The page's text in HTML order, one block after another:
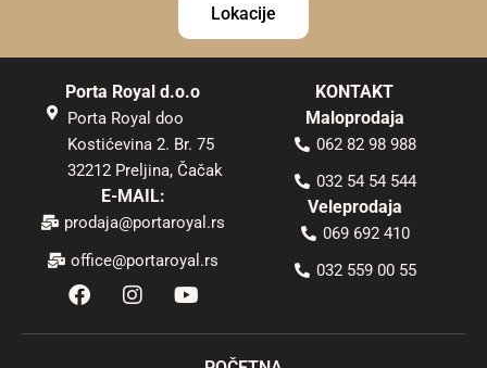
Lokacije
Porta Royal d.o.o
Porta Royal doo
Kostićevina 2. Br. 75
32212 Preljina, Čačak
E-MAIL:
prodaja@portaroyal.rs
office@portaroyal.rs
F
a
c
I
n
s
Y
o
u
KONTAKT
Maloprodaja
062 82 98 988
032 54 54 544
Veleprodaja
069 692 410
032 559 00 55